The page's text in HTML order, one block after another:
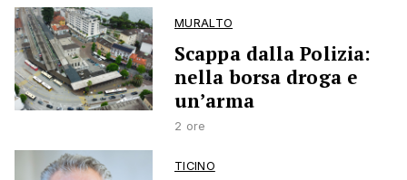
MURALTO
Scappa dalla Polizia:
nella borsa droga e
un’arma
2 ore
TICINO